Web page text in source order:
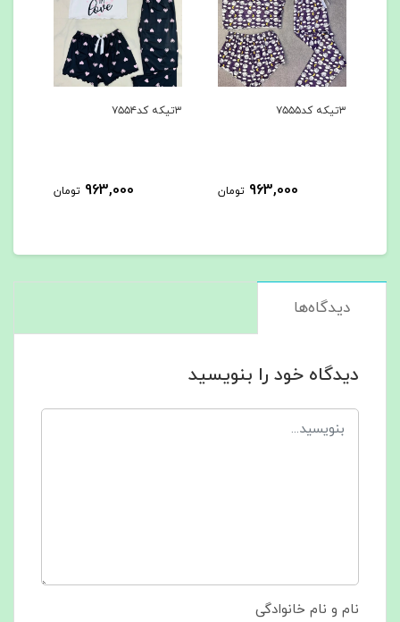
۳تیکه کد۷۵۵۵
963,000 تومان
۳تیکه کد۷۵۵۴
963,000 تومان
دیدگاه‌ها
دیدگاه خود را بنویسید
نام و نام خانوادگی